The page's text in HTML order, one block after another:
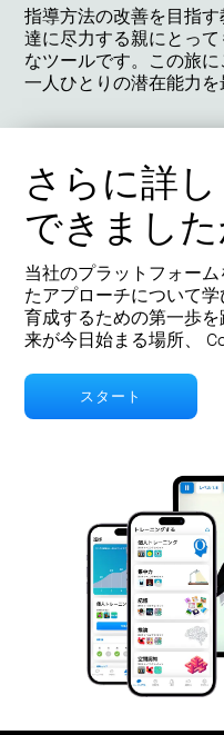
指導方法の改善を目指
達に尽力する親にとっ
なツールです。この旅
一人ひとりの潜在能力を
さらに詳
できまし
当社のプラットフォー
たアプローチについて
育成するための第一歩
来が今日始まる場所、
スタート